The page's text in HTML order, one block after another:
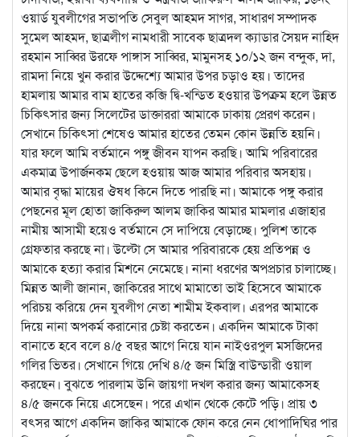
ওয়ার্ড যুবলীগের সভাপতি সেবুল আহমদ সাগর, সাধারণ সম্পাদক
সুমেল আহমদ, ছাত্রলীগ নামধারী সাবেক ছাত্রদল ক্যাডার সৈয়দ নাহিদ
রহমান সাব্বির উরফে পাঙ্গাস সাব্বির, মামুনসহ ১০/১২ জন বন্দুক, দা,
রামদা নিয়ে খুন করার উদ্দেশ্যে আমার উপর চড়াও হয়। তাদের
হামলায় আমার বাম হাতের কব্জি দ্বি-খন্ডিত হওয়ার উপক্রম হলে উন্নত
চিকিৎসার জন্য সিলেটের ডাক্তাররা আমাকে ঢাকায় প্রেরণ করেন।
সেখানে চিকিৎসা শেষেও আমার হাতের তেমন কোন উন্নতি হয়নি।
যার ফলে আমি বর্তমানে পঙ্গু জীবন যাপন করছি। আমি পরিবারের
একমাত্র উপার্জনকম ছেলে হওয়ায় আজ আমার পরিবার অসহায়।
আমার বৃদ্ধা মায়ের ঔষধ কিনে দিতে পারছি না। আমাকে পঙ্গু করার
পেছনের মূল হোতা জাকিরুল আলম জাকির আমার মামলার এজাহার
নামীয় আসামী হয়েও বর্তমানে সে দাপিয়ে বেড়াচ্ছে। পুলিশ তাকে
গ্রেফতার করছে না। উল্টো সে আমার পরিবারকে হেয় প্রতিপন্ন ও
আমাকে হত্যা করার মিশনে নেমেছে। নানা ধরণের অপপ্রচার চালাচ্ছে।
মিন্নত আলী জানান, জাকিরের সাথে মামাতো ভাই হিসেবে আমাকে
পরিচয় করিয়ে দেন যুবলীগ নেতা শামীম ইকবাল। এরপর আমাকে
দিয়ে নানা অপকর্ম করানোর চেষ্টা করতেন। একদিন আমাকে টাকা
বানাতে হবে বলে ৪/৫ বছর আগে নিয়ে যান নাইওরপুল মসজিদের
গলির ভিতর। সেখানে গিয়ে দেখি ৪/৫ জন মিস্ত্রি বাউন্ডারী ওয়াল
করছেন। বুঝতে পারলাম উনি জায়গা দখল করার জন্য আমাকেসহ
৪/৫ জনকে নিয়ে এসেছেন। পরে এখান থেকে কেটে পড়ি। প্রায় ৩
বৎসর আগে একদিন জাকির আমাকে ফোন করে নেন ধোপাদিঘির পার